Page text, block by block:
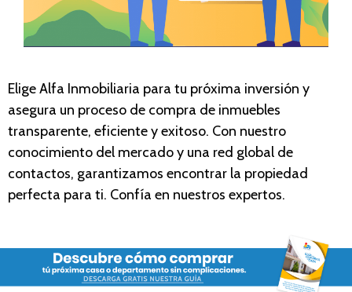
Elige Alfa Inmobiliaria para tu próxima inversión y
asegura un proceso de compra de inmuebles
transparente, eficiente y exitoso. Con nuestro
conocimiento del mercado y una red global de
contactos, garantizamos encontrar la propiedad
perfecta para ti. Confía en nuestros expertos.